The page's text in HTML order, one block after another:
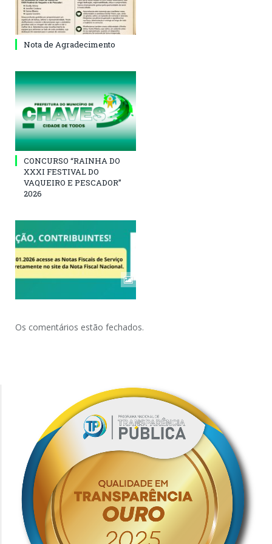
Nota de Agradecimento
CONCURSO “RAINHA DO
XXXI FESTIVAL DO
VAQUEIRO E PESCADOR”
2026
Os comentários estão fechados.